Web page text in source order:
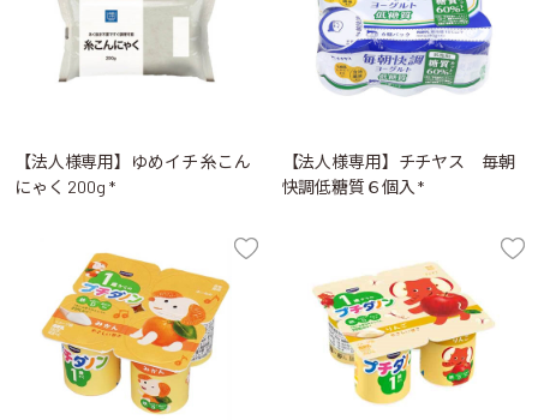
【法人様専用】ゆめイチ 糸こん
にゃく 200g *
【法人様専用】チチヤス 毎朝
快調低糖質６個入 *